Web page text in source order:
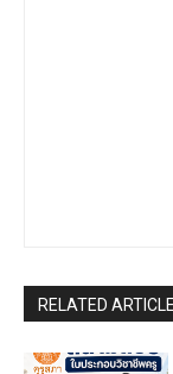
RELATED